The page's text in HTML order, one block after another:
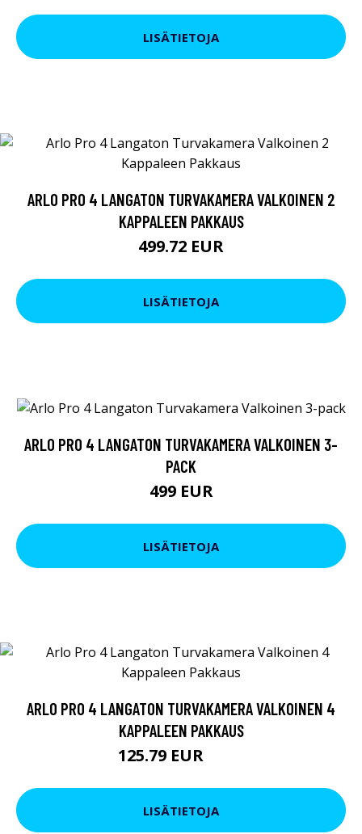
LISÄTIETOJA
ARLO PRO 4 LANGATON TURVAKAMERA VALKOINEN 2
KAPPALEEN PAKKAUS
499.72 EUR
LISÄTIETOJA
ARLO PRO 4 LANGATON TURVAKAMERA VALKOINEN 3-
PACK
499 EUR
LISÄTIETOJA
ARLO PRO 4 LANGATON TURVAKAMERA VALKOINEN 4
KAPPALEEN PAKKAUS
125.79 EUR
LISÄTIETOJA